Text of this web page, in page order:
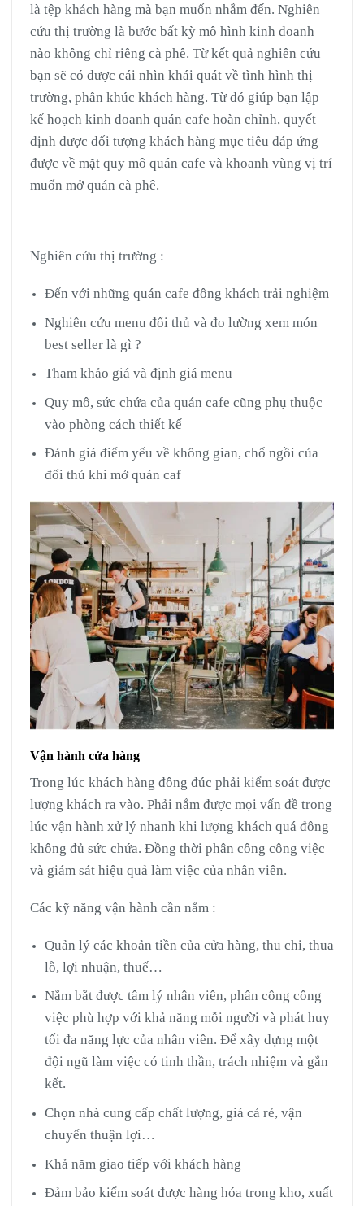
là tệp khách hàng mà bạn muốn nhắm đến. Nghiên
cứu thị trường là bước bất kỳ mô hình kinh doanh
nào không chỉ riêng cà phê. Từ kết quả nghiên cứu
bạn sẽ có được cái nhìn khái quát về tình hình thị
trường, phân khúc khách hàng. Từ đó giúp bạn lập
kế hoạch kinh doanh quán cafe hoàn chỉnh, quyết
định được đối tượng khách hàng mục tiêu đáp ứng
được về mặt quy mô quán cafe và khoanh vùng vị trí
muốn mở quán cà phê.
Nghiên cứu thị trường :
Đến với những quán cafe đông khách trải nghiệm
Nghiên cứu menu đối thủ và đo lường xem món
best seller là gì ?
Tham khảo giá và định giá menu
Quy mô, sức chứa của quán cafe cũng phụ thuộc
vào phòng cách thiết kế
Đánh giá điểm yếu về không gian, chổ ngồi của
đối thủ khi mở quán caf
Vận hành cửa hàng
Trong lúc khách hàng đông đúc phải kiểm soát được
lượng khách ra vào. Phải nắm được mọi vấn đề trong
lúc vận hành xử lý nhanh khi lượng khách quá đông
không đủ sức chứa. Đồng thời phân công công việc
và giám sát hiệu quả làm việc của nhân viên.
Các kỹ năng vận hành cần nắm :
Quản lý các khoản tiền của cửa hàng, thu chi, thua
lỗ, lợi nhuận, thuế…
Nắm bắt được tâm lý nhân viên, phân công công
việc phù hợp với khả năng mỗi người và phát huy
tối đa năng lực của nhân viên. Để xây dựng một
đội ngũ làm việc có tinh thần, trách nhiệm và gắn
kết.
Chọn nhà cung cấp chất lượng, giá cả rẻ, vận
chuyển thuận lợi…
Khả năm giao tiếp với khách hàng
Đảm bảo kiểm soát được hàng hóa trong kho, xuất